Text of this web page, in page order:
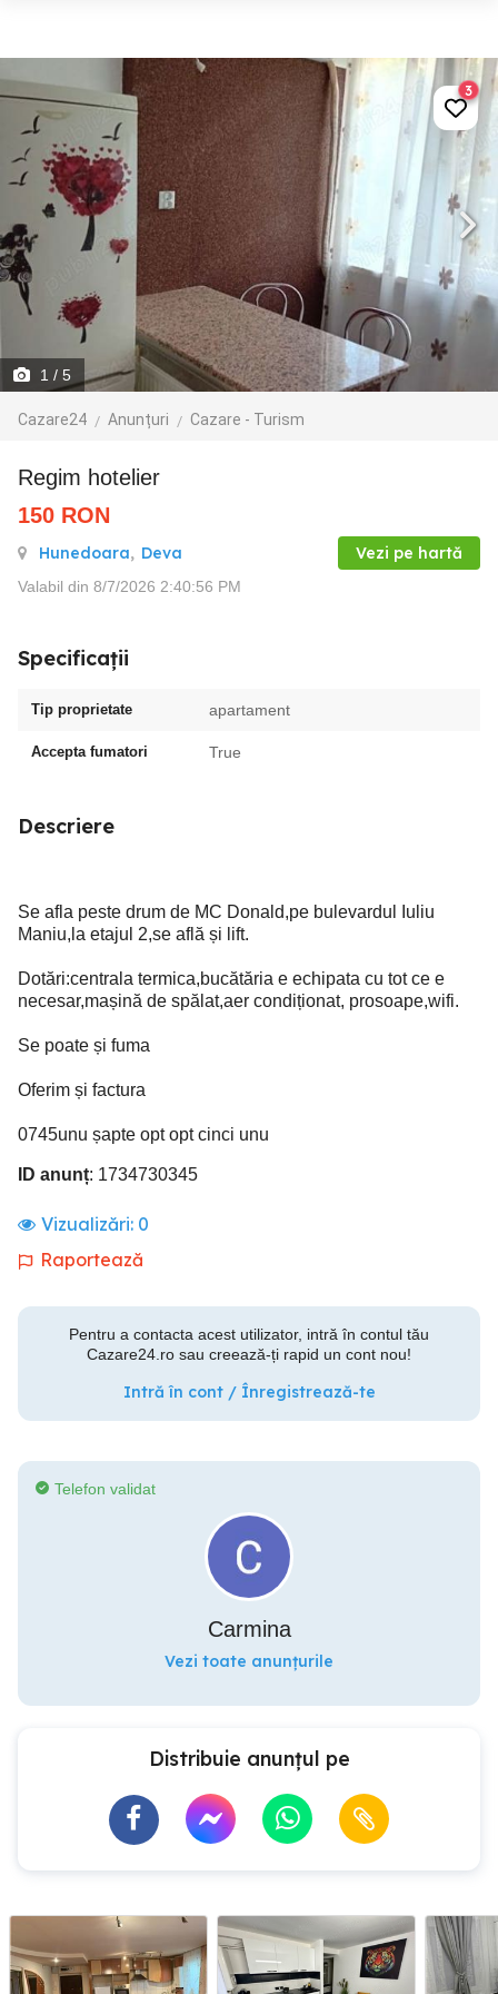
1 / 5
Cazare24 Anunțuri Cazare - Turism
3
Regim hotelier
150 RON
Hunedoara, Deva Vezi pe hartă
Valabil din 8/7/2026 2:40:56 PM
Specificații
Tip proprietate apartament
Accepta fumatori True
Descriere
Se afla peste drum de MC Donald,pe bulevardul Iuliu
Maniu,la etajul 2,se află și lift.
Dotări:centrala termica,bucătăria e echipata cu tot ce e
necesar,mașină de spălat,aer condiționat, prosoape,wifi.
Se poate și fuma
Oferim și factura
0745unu șapte opt opt cinci unu
ID anunț: 1734730345
Vizualizări: 0
Raportează
Pentru a contacta acest utilizator, intră în contul tău
Cazare24.ro sau creează-ți rapid un cont nou!
Intră în cont / Înregistrează-te
Telefon validat
Carmina
Vezi toate anunțurile
Distribuie anunțul pe